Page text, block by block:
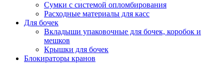
Сумки с системой опломбирования
Расходные материалы для касс
Для бочек
Вкладыши упаковочные для бочек, коробок и
мешков
Крышки для бочек
Блокираторы кранов